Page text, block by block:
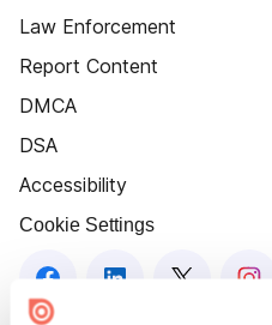
Law Enforcement
Report Content
DMCA
DSA
Accessibility
Cookie Settings